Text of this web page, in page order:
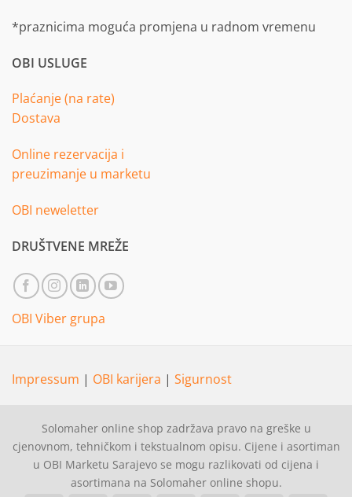
*praznicima moguća promjena u radnom vremenu
OBI USLUGE
Plaćanje (na rate)
Dostava
Online rezervacija i
preuzimanje u marketu
OBI neweletter
DRUŠTVENE MREŽE
OBI Viber grupa
Impressum | OBI karijera | Sigurnost
Solomaher online shop zadržava pravo na greške u
cjenovnom, tehničkom i tekstualnom opisu. Cijene i asortiman
u OBI Marketu Sarajevo se mogu razlikovati od cijena i
asortimana na Solomaher online shopu.